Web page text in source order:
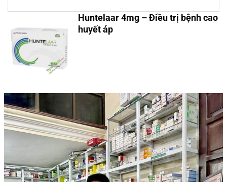
Huntelaar 4mg – Điều trị bệnh cao
huyết áp